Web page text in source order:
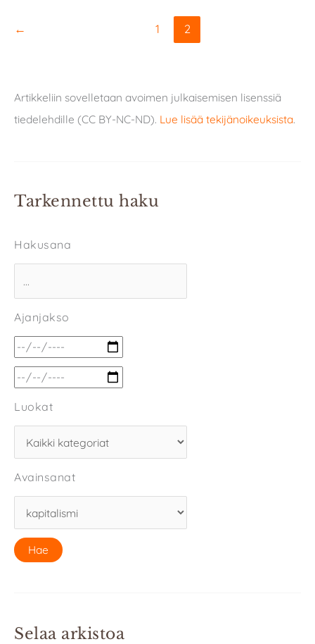
← 1 2
Artikkeliin sovelletaan avoimen julkaisemisen lisenssiä
tiedelehdille (CC BY-NC-ND). Lue lisää tekijänoikeuksista.
Tarkennettu haku
Hakusana
Ajanjakso
Luokat
Avainsanat
Selaa arkistoa